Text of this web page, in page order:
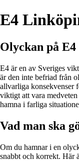
E4
Olyckan på
E4 är en av Sveriges
är den inte befriad från
allvarliga konsekvenser
viktigt att vara
hamna i farliga
Vad man ska
Om du hamnar i en
snabbt och korrekt. Här